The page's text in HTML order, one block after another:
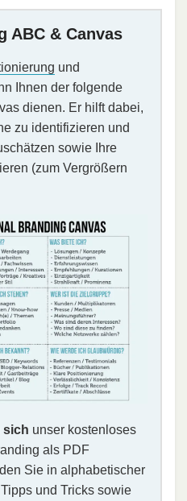
ABC & Canvas
und
Ihnen der folgende
dienen. Er hilft dabei,
zu identifizieren und
sowie Ihre
(zum Vergrößern
sich unser kostenloses
als PDF
Sie in alphabetischer
und Tricks sowie